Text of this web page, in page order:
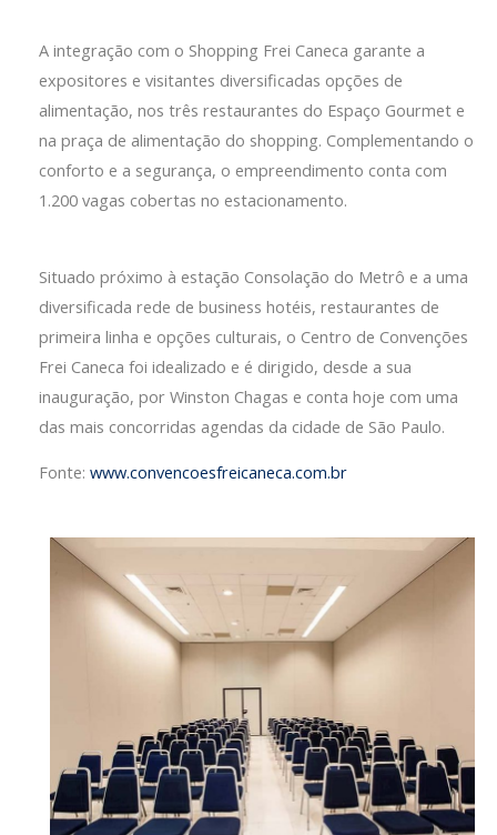
A integração com o Shopping Frei Caneca garante a
expositores e visitantes diversificadas opções de
alimentação, nos três restaurantes do Espaço Gourmet e
na praça de alimentação do shopping. Complementando o
conforto e a segurança, o empreendimento conta com
1.200 vagas cobertas no estacionamento.
Situado próximo à estação Consolação do Metrô e a uma
diversificada rede de business hotéis, restaurantes de
primeira linha e opções culturais, o Centro de Convenções
Frei Caneca foi idealizado e é dirigido, desde a sua
inauguração, por Winston Chagas e conta hoje com uma
das mais concorridas agendas da cidade de São Paulo.
Fonte: www.convencoesfreicaneca.com.br